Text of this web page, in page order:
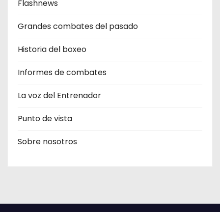
Flashnews
Grandes combates del pasado
Historia del boxeo
Informes de combates
La voz del Entrenador
Punto de vista
Sobre nosotros